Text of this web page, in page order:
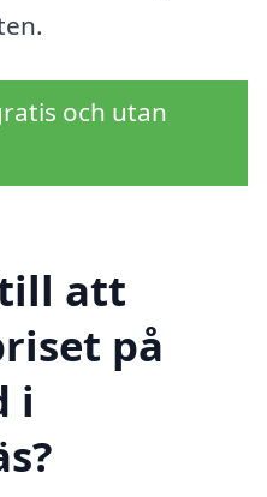
och utan
att
på
i